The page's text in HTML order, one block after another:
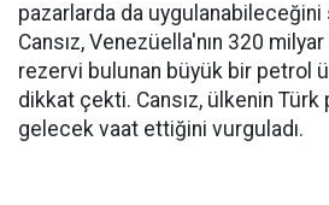
pazarlarda da
Cansız, Venezüella'nın 320
rezervi bulunan büyük bir petrol
dikkat çekti. Cansız, ülkenin
gelecek vaat ettiğini vurguladı.